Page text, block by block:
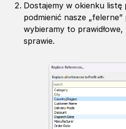
Dostajemy w okienku
podmienić nasze „felerne”
wybieramy to
sprawie.